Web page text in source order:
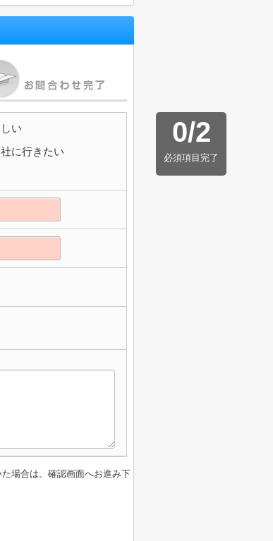
0/2
必須項目完了
い
に行きたい
場合は、確認画面へお進み下